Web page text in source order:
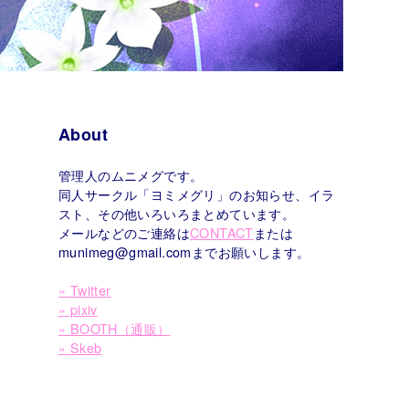
About
管理人のムニメグです。
同人サークル「ヨミメグリ」のお知らせ、イラ
スト、その他いろいろまとめています。
メールなどのご連絡はCONTACTまたは
munimeg@gmail.comまでお願いします。
» Twitter
» pixiv
» BOOTH（通販）
» Skeb